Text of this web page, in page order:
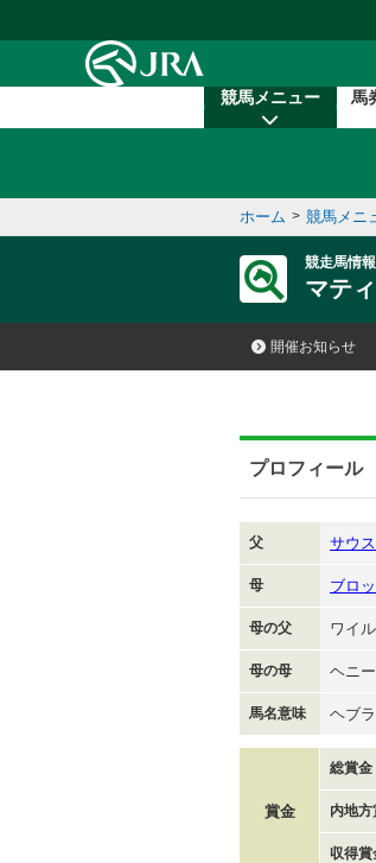
競馬メニュー 馬
ホーム > 競馬メニ
競走馬情報
マテ
開催お知らせ
プロフィール
父 サウ
母 ブロ
母の父 ワイ
母の母 ヘニ
馬名意味 ヘブ
賞金
総賞金
内地方
収得賞